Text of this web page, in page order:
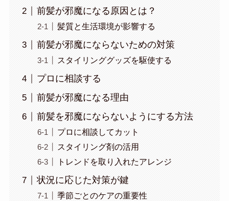
前髪が邪魔になる原因とは？
髪質と生活環境が影響する
前髪が邪魔にならないための対策
スタイリンググッズを駆使する
プロに相談する
前髪が邪魔になる理由
前髪を邪魔にならないようにする方法
プロに相談してカット
スタイリング剤の活用
トレンドを取り入れたアレンジ
状況に応じた対策が鍵
季節ごとのケアの重要性